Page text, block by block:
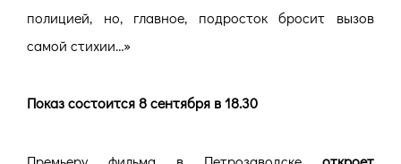
полицией, но, главное, подросток бросит вызов
самой стихии…»
Показ состоится 8 сентября в 18.30